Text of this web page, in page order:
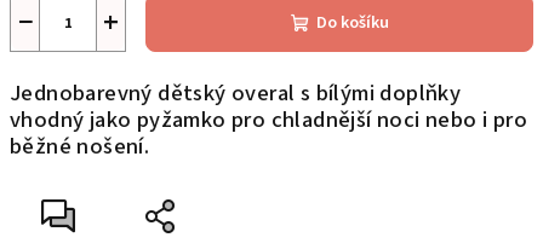
+
− Do košíku
Jednobarevný dětský overal s bílými doplňky
vhodný jako pyžamko pro chladnější noci nebo i pro
běžné nošení.